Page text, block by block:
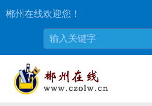
郴州在线欢迎您！